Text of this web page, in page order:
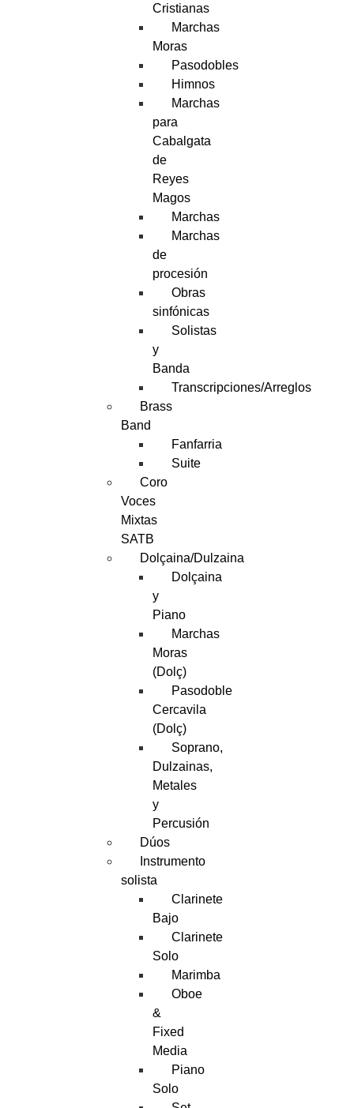
Cristianas
Marchas
Moras
Pasodobles
Himnos
Marchas
para
Cabalgata
de
Reyes
Magos
Marchas
Marchas
de
procesión
Obras
sinfónicas
Solistas
y
Banda
Transcripciones/Arreglos
Brass
Band
Fanfarria
Suite
Coro
Voces
Mixtas
SATB
Dolçaina/Dulzaina
Dolçaina
y
Piano
Marchas
Moras
(Dolç)
Pasodoble
Cercavila
(Dolç)
Soprano,
Dulzainas,
Metales
y
Percusión
Dúos
Instrumento
solista
Clarinete
Bajo
Clarinete
Solo
Marimba
Oboe
&
Fixed
Media
Piano
Solo